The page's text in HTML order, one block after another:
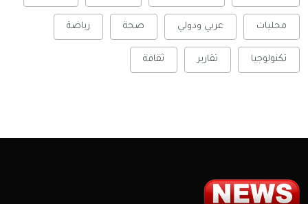
محليات عربي ودولي صحة رياضة
تكنولوجيا تقارير ثقافة